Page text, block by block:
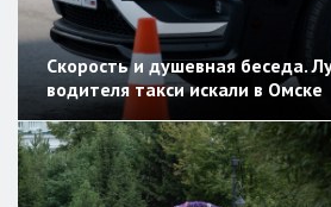
Скорость и душевная беседа.
водителя такси искали в Омске